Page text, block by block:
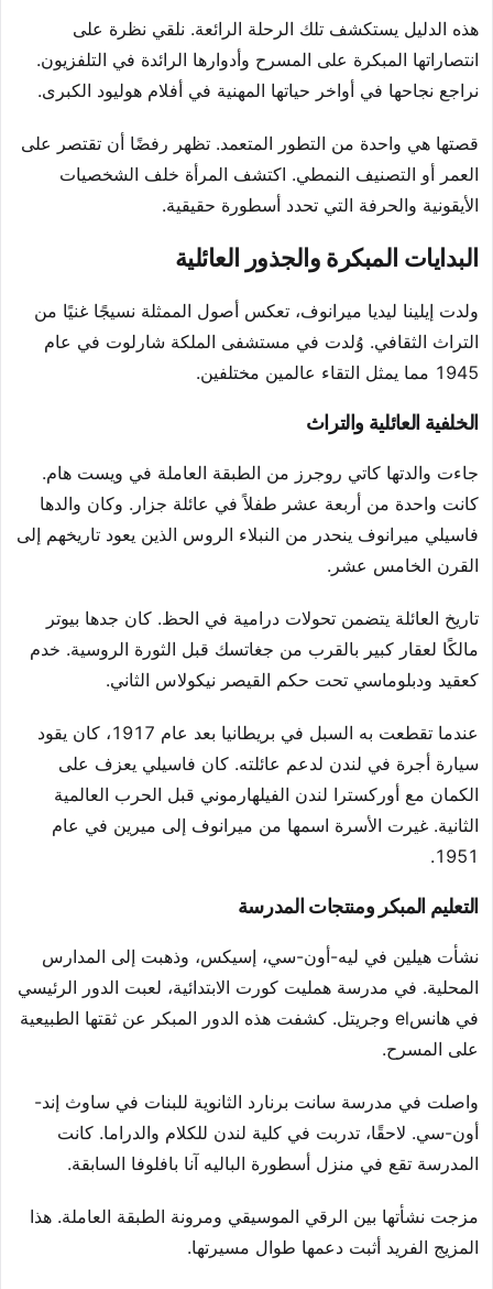
هذه الدليل يستكشف تلك الرحلة الرائعة. نلقي نظرة على
انتصاراتها المبكرة على المسرح وأدوارها الرائدة في التلفزيون.
نراجع نجاحها في أواخر حياتها المهنية في أفلام هوليود الكبرى.
قصتها هي واحدة من التطور المتعمد. تظهر رفضًا أن تقتصر على
العمر أو التصنيف النمطي. اكتشف المرأة خلف الشخصيات
الأيقونية والحرفة التي تحدد أسطورة حقيقية.
البدايات المبكرة والجذور العائلية
ولدت إيلينا ليديا ميرانوف، تعكس أصول الممثلة نسيجًا غنيًا من
التراث الثقافي. وُلدت في مستشفى الملكة شارلوت في عام
1945 مما يمثل التقاء عالمين مختلفين.
الخلفية العائلية والتراث
جاءت والدتها كاتي روجرز من الطبقة العاملة في ويست هام.
كانت واحدة من أربعة عشر طفلاً في عائلة جزار. وكان والدها
فاسيلي ميرانوف ينحدر من النبلاء الروس الذين يعود تاريخهم إلى
القرن الخامس عشر.
تاريخ العائلة يتضمن تحولات درامية في الحظ. كان جدها بيوتر
مالكًا لعقار كبير بالقرب من جغاتسك قبل الثورة الروسية. خدم
كعقيد ودبلوماسي تحت حكم القيصر نيكولاس الثاني.
عندما تقطعت به السبل في بريطانيا بعد عام 1917، كان يقود
سيارة أجرة في لندن لدعم عائلته. كان فاسيلي يعزف على
الكمان مع أوركسترا لندن الفيلهارموني قبل الحرب العالمية
الثانية. غيرت الأسرة اسمها من ميرانوف إلى ميرين في عام
1951.
التعليم المبكر ومنتجات المدرسة
نشأت هيلين في ليه-أون-سي، إسيكس، وذهبت إلى المدارس
المحلية. في مدرسة همليت كورت الابتدائية، لعبت الدور الرئيسي
في هانسel وجريتل. كشفت هذه الدور المبكر عن ثقتها الطبيعية
على المسرح.
واصلت في مدرسة سانت برنارد الثانوية للبنات في ساوث إند-
أون-سي. لاحقًا، تدربت في كلية لندن للكلام والدراما. كانت
المدرسة تقع في منزل أسطورة الباليه آنا بافلوفا السابقة.
مزجت نشأتها بين الرقي الموسيقي ومرونة الطبقة العاملة. هذا
المزيج الفريد أثبت دعمها طوال مسيرتها.